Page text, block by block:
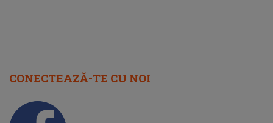
CONECTEAZĂ-TE CU NOI